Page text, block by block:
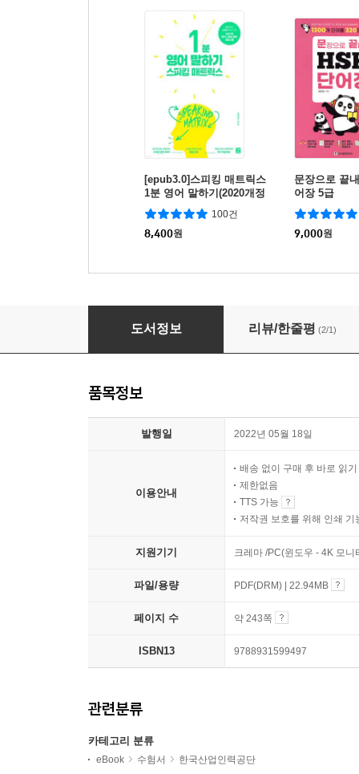
[epub3.0]스피킹 매트릭스
1분 영어 말하기(2020개정
판)
100건
8,400원
문장으로 끝
어장 5급
9,000원
시험에 꼭 나오는 필수 전기 공식 및 용어
도서정보 리뷰/한줄평 (2/1)
품목정보
발행일 2022년 05월 18일
이용안내
배송 없이 구매 후 바로 읽기
제한없음
TTS 가능
저작권 보호를 위해 인쇄 기
지원기기 크레마 /PC(윈도우 - 4K 모
파일/용량 PDF(DRM) | 22.94MB
페이지 수 약 243쪽
ISBN13 9788931599497
관련분류
카테고리 분류
eBook 수험서 한국산업인력공단